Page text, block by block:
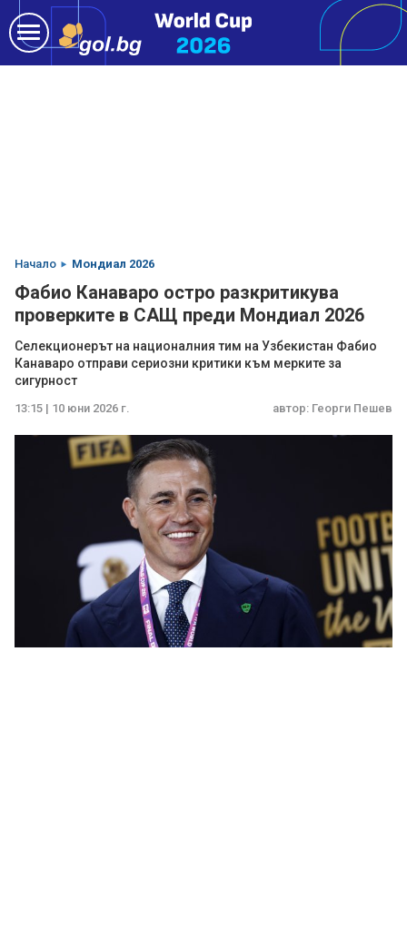
Начало Мондиал 2026
Фабио Канаваро остро разкритикува
проверките в САЩ преди Мондиал 2026
Селекционерът на националния тим на Узбекистан Фабио
Канаваро отправи сериозни критики към мерките за
сигурност
13:15 | 10 юни 2026 г. автор: Георги Пешев